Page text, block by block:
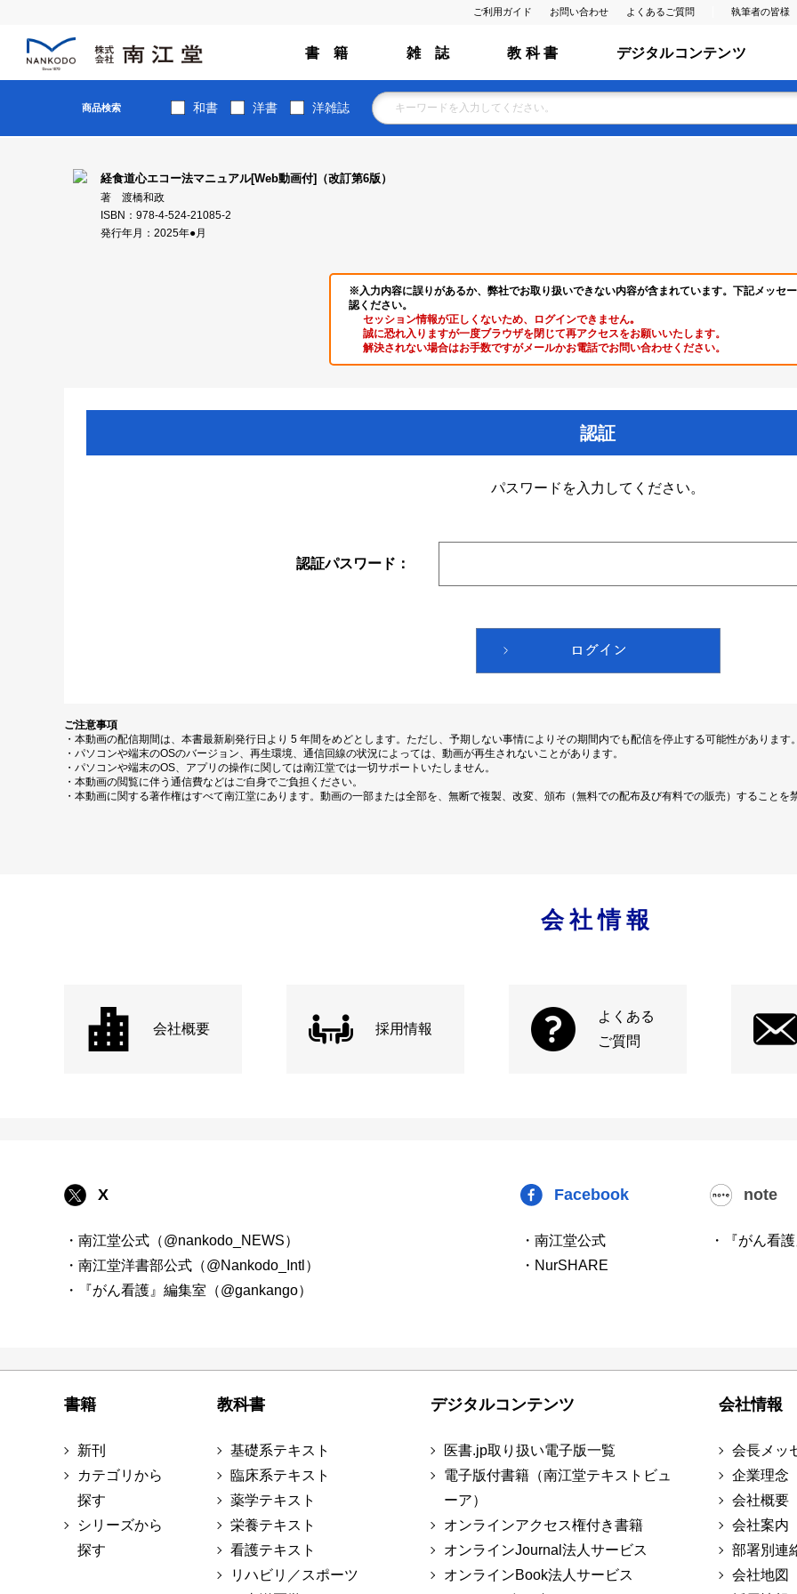
ご利用ガイド お問い合わせ よくあるご質問 執筆者の皆様
書 籍 雑 誌 教 科 書 デジタルコンテンツ
商品検索 和書 洋書 洋雑誌
経食道心エコー法マニュアル[Web動画付]（改訂第6版）
著 渡橋和政
ISBN：978-4-524-21085-2
発行年月：2025年●月
※入力内容に誤りがあるか、弊社でお取り扱いできない内容が含まれています。下記メッセ
認ください。
セッション情報が正しくないため、ログインできません｡
誠に恐れ入りますが一度ブラウザを閉じて再アクセスをお願いいたします。
解決されない場合はお手数ですがメールかお電話でお問い合わせください。
認証
パスワードを入力してください。
認証パスワード：
ご注意事項
・本動画の配信期間は、本書最新刷発行日より 5 年間をめどとします。ただし、予期しない事情によりその期間内でも配信を停止する可能性があります。
・パソコンや端末のOSのバージョン、再生環境、通信回線の状況によっては、動画が再生されないことがあります。
・パソコンや端末のOS、アプリの操作に関しては南江堂では一切サポートいたしません。
・本動画の閲覧に伴う通信費などはご自身でご負担ください。
・本動画に関する著作権はすべて南江堂にあります。動画の一部または全部を、無断で複製、改変、頒布（無料での配布及び有料での販売）することを
会社情報
会社概要 採用情報
よくある
ご質問
X
・南江堂公式（@nankodo_NEWS）
・南江堂洋書部公式（@Nankodo_Intl）
・『がん看護』編集室（@gankango）
Facebook
・南江堂公式
・NurSHARE
note
・『がん看
書籍
新刊
カテゴリから
探す
シリーズから
探す
教科書
基礎系テキスト
臨床系テキスト
薬学テキスト
栄養テキスト
看護テキスト
リハビリ／スポーツ
デジタルコンテンツ
医書.jp取り扱い電子版一覧
電子版付書籍（南江堂テキストビュ
ーア）
オンラインアクセス権付き書籍
オンラインJournal法人サービス
オンラインBook法人サービス
会社情報
会長メッ
企業理念
会社概要
会社案内
部署別連
会社地図